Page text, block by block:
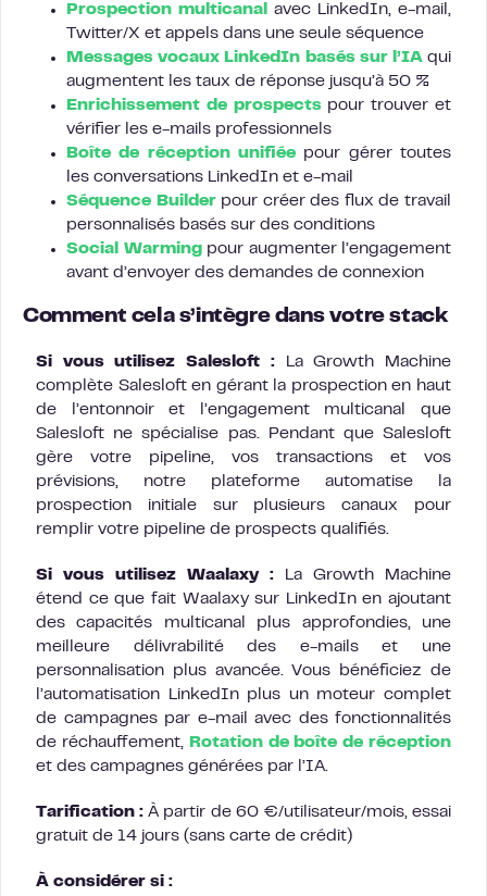
Prospection multicanal
avec LinkedIn, e-mail,
Twitter/X et appels dans une seule séquence
Messages vocaux LinkedIn basés sur l’IAqui
augmentent les taux de réponse jusqu’à 50 %
Enrichissement de prospectspour trouver et
vérifier les e-mails professionnels
Boîte de réception unifiée pour gérer toutes
les conversations LinkedIn et e-mail
Séquence Builderpour créer des flux de travail
personnalisés basés sur des conditions
Social Warmingpour augmenter l’engagement
avant d’envoyer des demandes de connexion
Comment cela s’intègre dans votre stack
Si vous utilisez Salesloft :La Growth Machine
complète Salesloft en gérant la prospection en haut
de l’entonnoir et l’engagement multicanal que
Salesloft ne spécialise pas. Pendant que Salesloft
gère votre pipeline, vos transactions et vos
prévisions, notre plateforme automatise la
prospection initiale sur plusieurs canaux pour
remplir votre pipeline de prospects qualifiés.
Si vous utilisez Waalaxy : La Growth Machine
étend ce que fait Waalaxy sur LinkedIn en ajoutant
des capacités multicanal plus approfondies, une
meilleure délivrabilité des e-mails et une
personnalisation plus avancée. Vous bénéficiez de
l’automatisation LinkedIn plus un moteur complet
de campagnes par e-mail avec des fonctionnalités
de réchauffement, Rotation de boîte de réception
et des campagnes générées par l’IA.
Tarification : À partir de 60 €/utilisateur/mois, essai
gratuit de 14 jours (sans carte de crédit)
À considérer si :